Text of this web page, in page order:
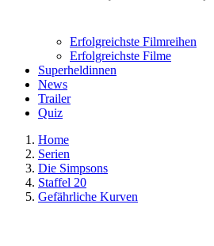
Erfolgreichste Filmreihen
Erfolgreichste Filme
Superheldinnen
News
Trailer
Quiz
Home
Serien
Die Simpsons
Staffel 20
Gefährliche Kurven